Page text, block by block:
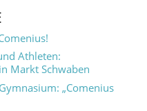
Athleten:
Markt Schwaben
„Comenius